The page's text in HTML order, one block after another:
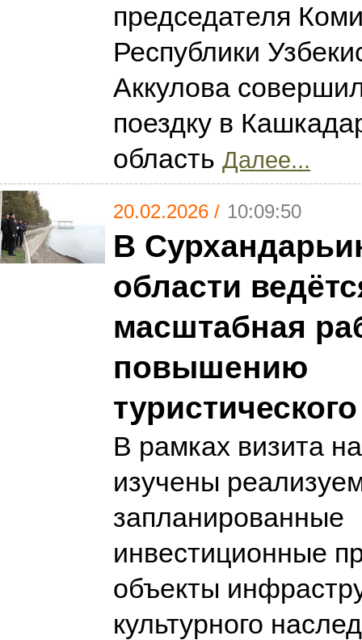
председателя
Республики
Аккулова
поездку в
область Далее...
20.02.2026 / 10:09:50
В
области
масштабная
повышению
В рамках визита
изучены
запланированные
инвестиционные
объекты
культурного